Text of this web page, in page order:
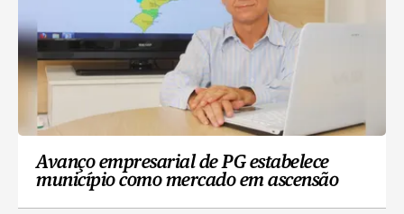
Avanço empresarial de PG estabelece
município como mercado em ascensão